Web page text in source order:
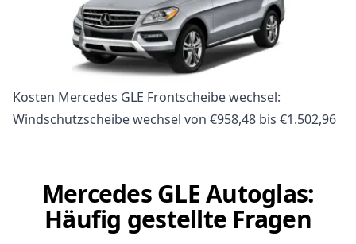
Kosten Mercedes GLE Frontscheibe wechsel:
Windschutzscheibe wechsel von €958,48 bis €1.502,96
Mercedes GLE Autoglas:
Häufig gestellte Fragen